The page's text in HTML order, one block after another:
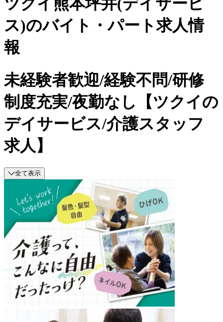
ス)のバイト・パート求人情
報
未経験者歓迎/経験不問/研修
制度充実/夜勤なし【ツクイの
デイサービス/介護スタッフ
求人】
全て表示